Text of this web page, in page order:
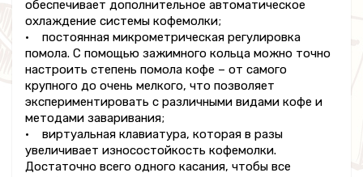
обеспечивает дополнительное автоматическое
охлаждение системы кофемолки;
• постоянная микрометрическая регулировка
помола. С помощью зажимного кольца можно точно
настроить степень помола кофе – от самого
крупного до очень мелкого, что позволяет
экспериментировать с различными видами кофе и
методами заваривания;
• виртуальная клавиатура, которая в разы
увеличивает износостойкость кофемолки.
Достаточно всего одного каcания, чтобы все